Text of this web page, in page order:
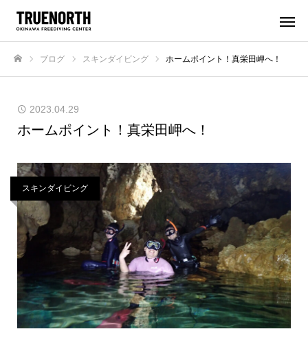
ブログ スキンダイビング ホームポイント！真栄田岬へ！
2023.04.29
ホームポイント！真栄田岬へ！
スキンダイビング